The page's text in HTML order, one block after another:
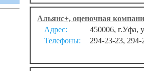
Альянс+, оценочная
Адрес:
450006, г.Уфа,
Телефоны:
294-23-23,